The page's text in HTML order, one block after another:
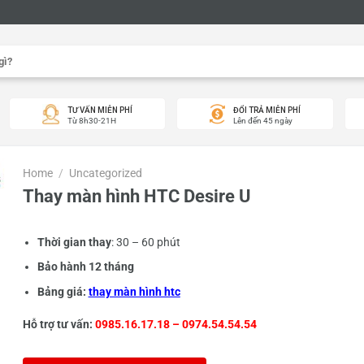
TƯ VẤN MIỄN PHÍ
Từ 8h30-21H
ĐỔI TRẢ MIỄN PHÍ
Lên đến 45 ngày
Home / Uncategorized
Thay màn hình HTC Desire U
Thời gian thay: 30 – 60 phút
Bảo hành 12 tháng
Bảng giá: thay màn hình htc
Hỗ trợ tư vấn: 0985.16.17.18 – 0974.54.54.54